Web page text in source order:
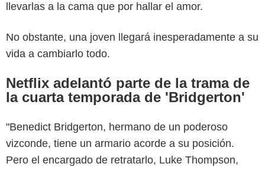
llevarlas a la cama que por hallar el amor.
No obstante, una joven llegará inesperadamente a su
vida a cambiarlo todo.
Netflix adelantó parte de la trama de
la cuarta temporada de 'Bridgerton'
"Benedict Bridgerton, hermano de un poderoso
vizconde, tiene un armario acorde a su posición.
Pero el encargado de retratarlo, Luke Thompson,